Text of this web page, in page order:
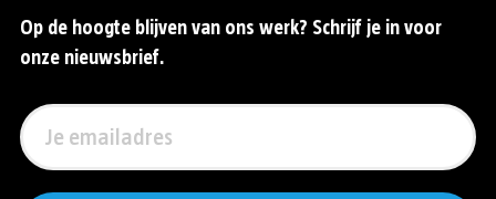
Op de hoogte blijven van ons werk? Schrijf je in voor
onze nieuwsbrief.